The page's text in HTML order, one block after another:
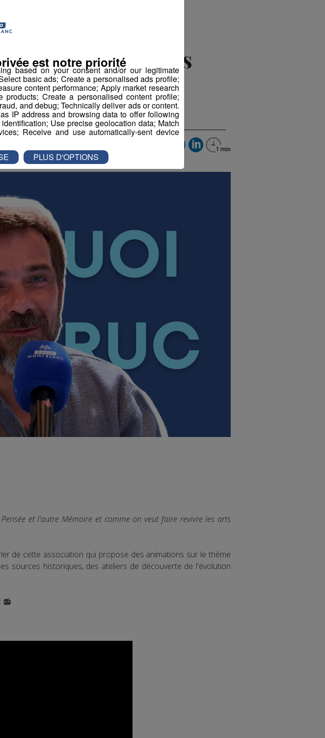
propose des
-15 juin 2022 à 10h15
et l'autre Mémoire et comme on veut faire revivre les arts
de cette association qui propose des animations sur le thème
sources historiques, des ateliers de découverte de l'évolution
📻
based on your consent and/or our legitimate
basic ads; Create a personalised ads profile;
content performance; Apply market research
Create a personalised content profile;
and debug; Technically deliver ads or content.
IP address and browsing data to offer following
Use precise geolocation data; Match
Receive and use automatically-sent device
est notre priorité
PLUS D'OPTIONS